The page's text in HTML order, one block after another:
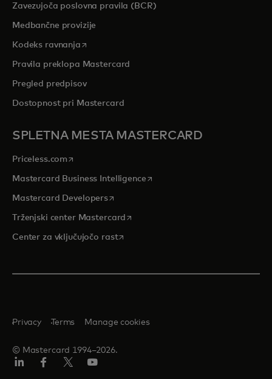
Zavezujoča poslovna pravila (BCR)
Medbančne provizije
Kodeks ravnanjaopens in a new tab
Pravila preklopa Mastercard
Pregled predpisov
Dostopnost pri Mastercard
SPLETNA MESTA MASTERCARD
Priceless.com opens in a new tab
Mastercard Business Intelligenceopens in a new tab
Mastercard Developersopens in a new tab
Trženjski center Mastercard opens in a new tab
Center za vključujočo rastopens in a new tab
© Mastercard 1994–2026.
Privacy Terms Manage cookies